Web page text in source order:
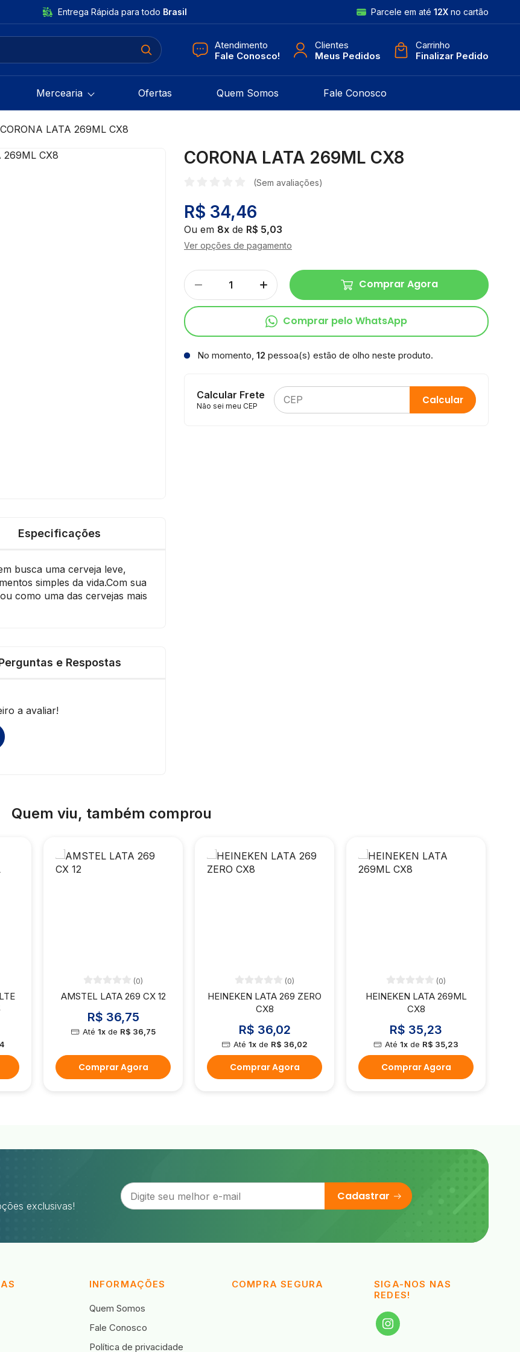
Entrega Rápida para todo Brasil Parcele em até 12Xno cartão
Atendimento
Fale Conosco!
Clientes
Meus Pedidos
Carrinho
Finalizar Pedido
Mercearia Ofertas Quem Somos Fale Conosco
CORONA LATA 269ML CX8
Especificações
busca uma cerveja leve,
simples da vida.Com sua
como uma das cervejas mais
e Respostas
a avaliar!
CORONA LATA 269ML CX8
(Sem avaliações)
R$ 34,46
Ou em 8x de R$ 5,03
Ver opções de pagamento
Comprar Agora
Comprar pelo WhatsApp
No momento, 12 pessoa(s) estão de olho neste produto.
Calcular Frete
Não sei meu CEP Calcular
Quem viu, também comprou
(0)
AMSTEL LATA 269 CX 12
R$ 36,75
Até 1xde R$ 36,75
Comprar Agora
(0)
HEINEKEN LATA 269 ZERO
CX8
R$ 36,02
Até 1xde R$ 36,02
Comprar Agora
(0)
HEINEKEN LATA 269ML
CX8
R$ 35,23
Até1x de R$ 35,23
Comprar Agora
exclusivas!
Cadastrar
INFORMAÇÕES
Quem Somos
Fale Conosco
Política de privacidade
COMPRA SEGURA
SIGA-NOS NAS
REDES!